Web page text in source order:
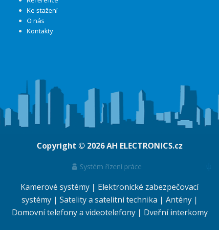
Ke stažení
O nás
Kontakty
Copyright © 2026AH ELECTRONICS.cz
Systém řízení práce
Kamerové systémy | Elektronické zabezpečovací
systémy | Satelity a satelitní technika | Antény |
Domovní telefony a videotelefony | Dveřní interkomy